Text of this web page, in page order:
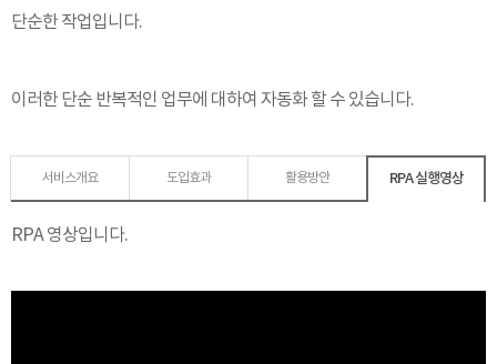
단순한 작업입니다.
이러한 단순 반복적인 업무에 대하여 자동화 할 수 있습니다.
서비스개요 도입효과 활용방안 RPA 실행영상
RPA 영상입니다.